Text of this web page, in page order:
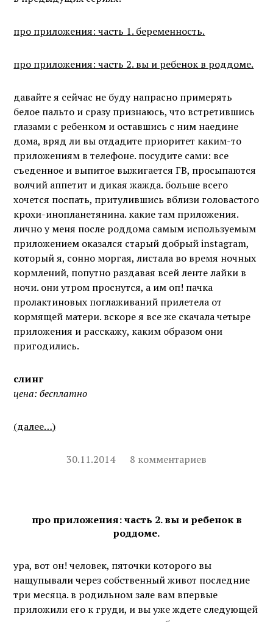
про приложения: часть 1. беременность.
про приложения: часть 2. вы и ребенок в роддоме.
давайте я сейчас не буду напрасно примерять
белое пальто и сразу признаюсь, что встретившись
глазами с ребенком и оставшись с ним наедине
дома, вряд ли вы отдадите приоритет каким-то
приложениям в телефоне. посудите сами: все
съеденное и выпитое выжигается ГВ, просыпаются
волчий аппетит и дикая жажда. больше всего
хочется поспать, притулившись вблизи головастого
крохи-инопланетянина. какие там приложения.
лично у меня после роддома самым используемым
приложением оказался старый добрый instagram,
который я, сонно моргая, листала во время ночных
кормлений, попутно раздавая всей ленте лайки в
ночи. они утром проснутся, а им оп! пачка
пролактиновых поглаживаний прилетела от
кормящей матери. вскоре я все же скачала четыре
приложения и расскажу, каким образом они
пригодились.
слинг
цена: бесплатно
(далее…)
30.11.2014 8 комментариев
про приложения: часть 2. вы и ребенок в
роддоме.
ура, вот он! человек, пяточки которого вы
нащупывали через собственный живот последние
три месяца. в родильном зале вам впервые
приложили его к груди, и вы уже ждете следующей